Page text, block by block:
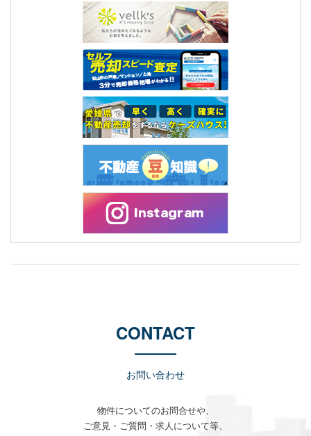
CONTACT
お問い合わせ
物件についてのお問合せや、
ご意見・ご質問・求人について等、